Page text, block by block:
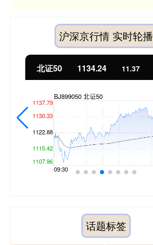
沪深京行情 实时轮播
北证50 1134.24 11.37
话题标签